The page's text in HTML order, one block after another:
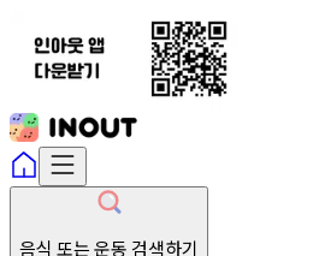
음식 또는 운동 검색하기